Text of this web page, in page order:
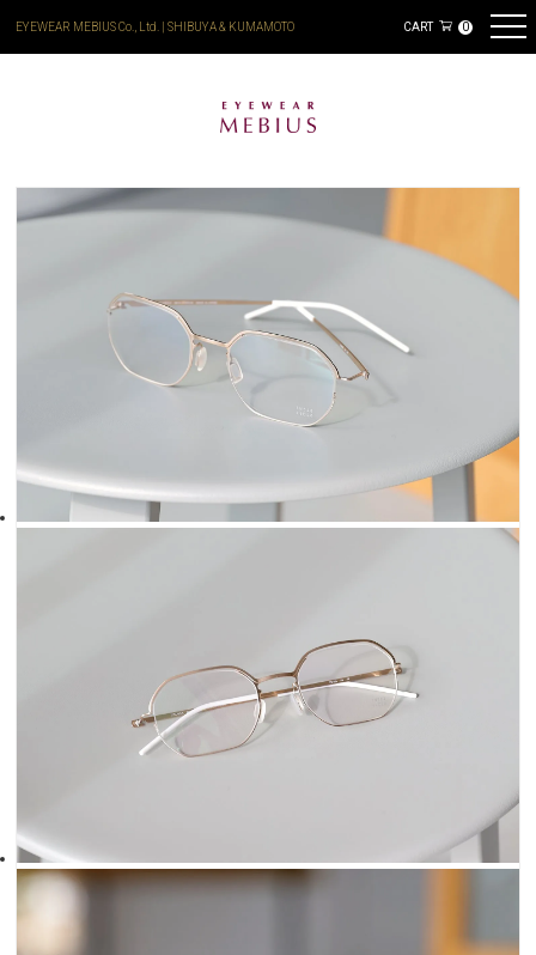
EYEWEAR MEBIUS Co., Ltd. | SHIBUYA & KUMAMOTO CART 0